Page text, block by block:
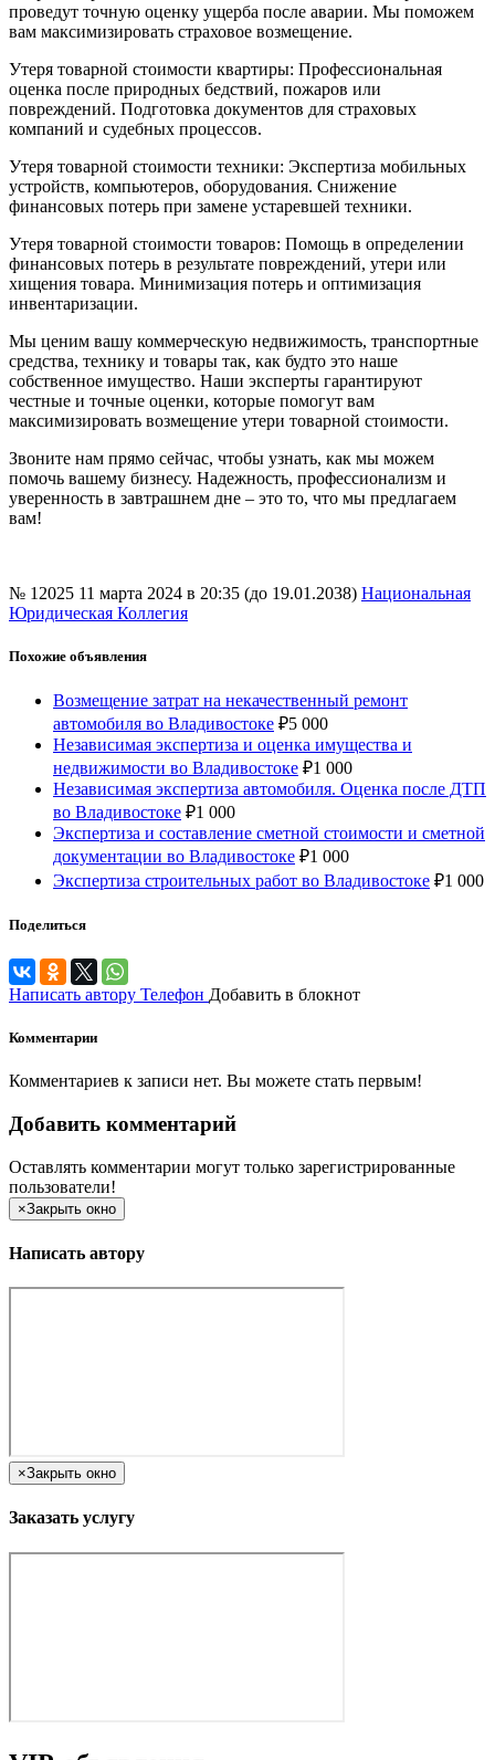
проведут точную оценку ущерба после аварии. Мы поможем
вам максимизировать страховое возмещение.
Утеря товарной стоимости квартиры: Профессиональная
оценка после природных бедствий, пожаров или
повреждений. Подготовка документов для страховых
компаний и судебных процессов.
Утеря товарной стоимости техники: Экспертиза мобильных
устройств, компьютеров, оборудования. Снижение
финансовых потерь при замене устаревшей техники.
Утеря товарной стоимости товаров: Помощь в определении
финансовых потерь в результате повреждений, утери или
хищения товара. Минимизация потерь и оптимизация
инвентаризации.
Мы ценим вашу коммерческую недвижимость, транспортные
средства, технику и товары так, как будто это наше
собственное имущество. Наши эксперты гарантируют
честные и точные оценки, которые помогут вам
максимизировать возмещение утери товарной стоимости.
Звоните нам прямо сейчас, чтобы узнать, как мы можем
помочь вашему бизнесу. Надежность, профессионализм и
уверенность в завтрашнем дне – это то, что мы предлагаем
вам!
№ 12025 11 марта 2024 в 20:35 (до 19.01.2038) Национальная
Юридическая Коллегия
Похожие объявления
Возмещение затрат на некачественный ремонт
автомобиля во Владивостоке ₽5 000
Независимая экспертиза и оценка имущества и
недвижимости во Владивостоке ₽1 000
Независимая экспертиза автомобиля. Оценка после ДТП
во Владивостоке ₽1 000
Экспертиза и составление сметной стоимости и сметной
документации во Владивостоке ₽1 000
Экспертиза строительных работ во Владивостоке ₽1 000
Поделиться
Написать автору Телефон Добавить в блокнот
Комментарии
Комментариев к записи нет. Вы можете стать первым!
Добавить комментарий
Оставлять комментарии могут только зарегистрированные
пользователи!
×Закрыть окно
Написать автору
×Закрыть окно
Заказать услугу